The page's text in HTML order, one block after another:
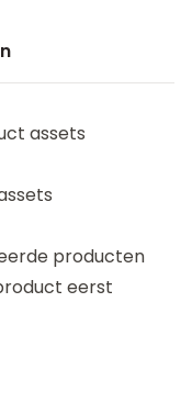
assets
producten
eerst